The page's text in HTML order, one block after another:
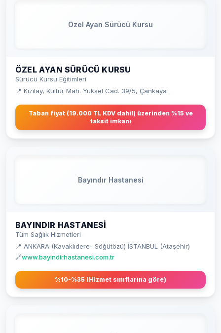
Özel Ayan Sürücü Kursu
ÖZEL AYAN SÜRÜCÜ KURSU
Sürücü Kursu Eğitimleri
📍 Kızılay, Kültür Mah. Yüksel Cad. 39/5, Çankaya
Taban fiyat (19.000 TL KDV dahil) üzerinden %15 ve
taksit imkanı
Bayındır Hastanesi
BAYINDIR HASTANESI
Tüm Sağlık Hizmetleri
📍 ANKARA (Kavaklıdere- Söğütözü) İSTANBUL (Ataşehir)
🔗www.bayindirhastanesi.com.tr
%10-%35 (Hizmet sınıflarına göre)